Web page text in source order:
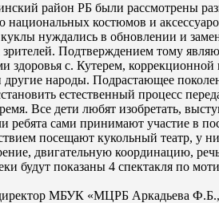
район РБ были рассмотрены
национальных костюмов и
нуждались в обновлении и
Подтверждением тому
здоровья с. Кутерем, коррекционной
народы. Подрастающее
естественный процесс
Все дети любят изобретать,
сами принимают участие в
посещают кукольный театр, у
двигательную координацию,
будут показаны 4 спектакля по
директор МБУК «МЦРБ Аркадьева